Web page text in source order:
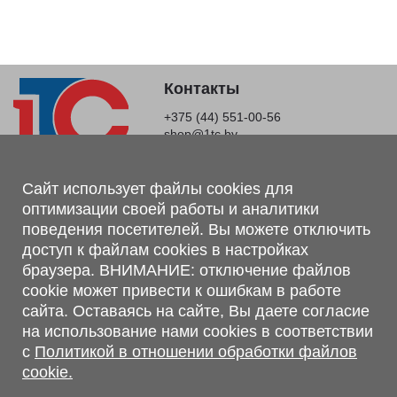
Контакты
+375 (44) 551-00-56
shop@1tc.by
Магазин, склад
г. Минск, Минский р-н, п. Привольный, ул. Мира, 20А,
223062
г. Брест, ул. Лейтенанта Рябцева, 108 В, 224701
Обращаем Ваше внимание, что вся предоставленная на сайте
информация, касающаяся комплектаций, технических
характеристик, цветовых сочетаний, а также стоимости и
сервисного обслуживания носит информационный характер и
не является публичной офертой, определяемой п.2 ст.407
Гражданского кодекса Республики Беларусь.
Сайт использует файлы cookies для
оптимизации своей работы и аналитики
поведения посетителей. Вы можете отключить
доступ к файлам cookies в настройках
браузера. ВНИМАНИЕ: отключение файлов
cookie может привести к ошибкам в работе
сайта. Оставаясь на сайте, Вы даете согласие
на использование нами cookies в соответствии
с Политикой в отношении обработки файлов
cookie.